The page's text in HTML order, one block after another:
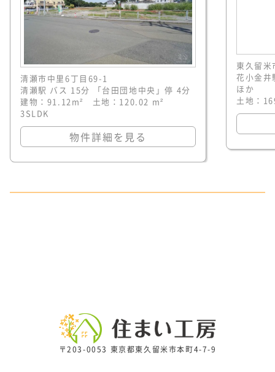
清瀬市中里6丁目69-1
清瀬駅 バス 15分 「台田団地中央」停 4分
建物：91.12m² 土地：120.02 m²
3SLDK
物件詳細を見る
東久留
花小金
ほか
土地：
〒203-0053 東京都東久留米市本町4-7-9